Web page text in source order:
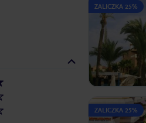
ZALICZKA 25%
ZALICZKA 25%